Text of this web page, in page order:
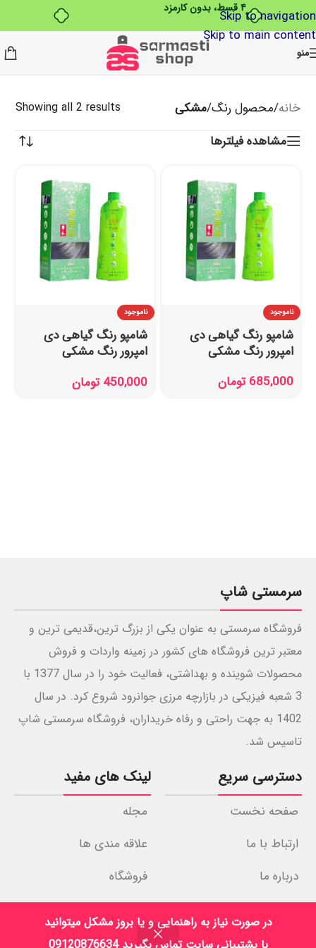
۴ قسط، بدون کارمزد
در صورت نیاز به راهنمایی و یا بروز مشکل میتوانید
Skip to navigation
Skip to main content
منو
خانه/محصول رنگ/مشکی Showing all 2 results
مشاهده فیلترها
ناموجود
شامپو رنگ گیاهی دی
امپرور رنگ مشکی
685,000 تومان
ناموجود
شامپو رنگ گیاهی دی
امپرور رنگ مشکی
450,000 تومان
سرمستی شاپ
فروشگاه سرمستی به عنوان یکی از بزرگ ترین،قدیمی ترین و
معتبر ترین فروشگاه های کشور در زمینه واردات و فروش
محصولات شوینده و بهداشتی، فعالیت خود را در سال 1377 با
3 شعبه فیزیکی در بازارچه مرزی جوانرود شروع کرد. در سال
1402 به جهت راحتی و رفاه خریداران، فروشگاه سرمستی شاپ
تاسیس شد.
دسترسی سریع
صفحه نخست
ارتباط با ما
درباره ما
لینک های مفید
مجله
علاقه مندی ها
فروشگاه
نمادهای اعتماد